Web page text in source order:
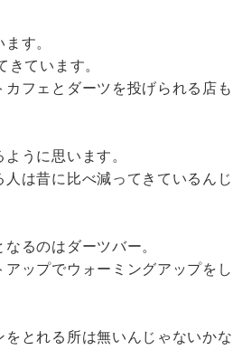
す。
ています。
フェとダーツを投げられる店
うに思います。
は昔に比べ減ってきているん
るのはダーツバー。
ップでウォーミングアップを
とれる所は無いんじゃないか